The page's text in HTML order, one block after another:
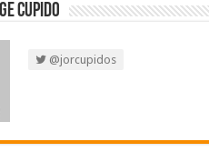
Cupido
@jorcupidos